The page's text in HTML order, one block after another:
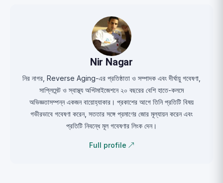
Nir Nagar
নির নাগর, Reverse Aging-এর প্রতিষ্ঠাতা ও সম্পাদক এবং দীর্ঘায়ু গবেষণা,
সাপ্লিমেন্ট ও স্বাস্থ্য অপ্টিমাইজেশনে ২০ বছরের বেশি হাতে-কলমে
অভিজ্ঞতাসম্পন্ন একজন বায়োহ্যাকার। প্রকাশের আগে তিনি প্রতিটি বিষয়
গভীরভাবে গবেষণা করেন, সততার সঙ্গে প্রমাণের জোর মূল্যায়ন করেন এবং
প্রতিটি নিবন্ধে মূল গবেষণার লিংক দেন।
Full profile ↗